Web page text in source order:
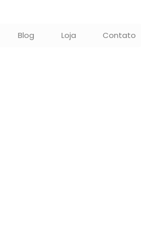
Blog Loja Contato